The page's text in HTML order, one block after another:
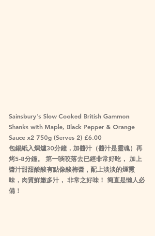
Sainsbury's Slow Cooked British Gammon
Shanks with Maple, Black Pepper & Orange
Sauce x2 750g (Serves 2) £6.00
包錫紙入焗爐30分鐘，加醬汁（醬汁是靈魂）再
烤5-8分鐘。 第一啖咬落去已經非常好吃， 加上
醬汁甜甜酸酸有點像酸梅醬，配上淡淡的煙熏
味，肉質鮮嫩多汁， 非常之好味！ 簡直是懶人必
備！